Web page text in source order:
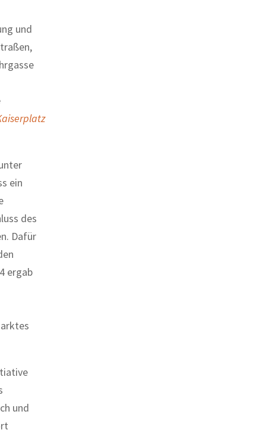
und
ein
des
Dafür
ergab
und